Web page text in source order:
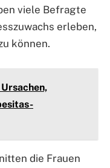
viele Befragte
erleben,
können.
die Frauen